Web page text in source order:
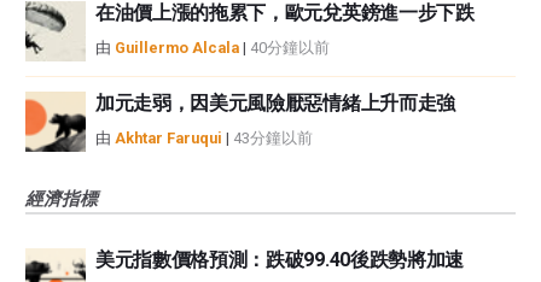
在油價上漲的拖累下，歐元兌英鎊進一步下跌
由 Guillermo Alcala | 40分鐘以前
加元走弱，因美元風險厭惡情緒上升而走強
由 Akhtar Faruqui | 43分鐘以前
經濟指標
美元指數價格預測：跌破99.40後跌勢將加速